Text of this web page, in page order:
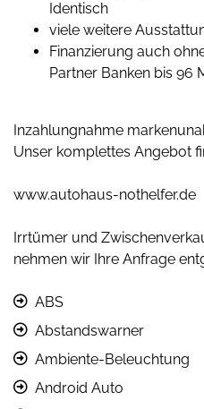
Identisch
viele weitere
Finanzierung auch
Partner Banken bis 96
Inzahlungnahme
Unser komplettes Angebot
www.autohaus-nothelfer.de
Irrtümer und
nehmen wir Ihre Anfrage
ABS
Abstandswarner
Ambiente-Beleuchtung
Android Auto